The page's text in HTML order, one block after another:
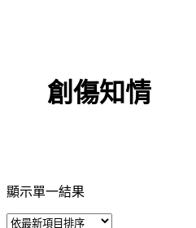
創傷知情
顯示單一結果